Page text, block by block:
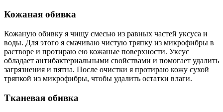
Кожаная обивка
Кожаную обивку я чищу смесью из равных частей уксуса и
воды. Для этого я смачиваю чистую тряпку из микрофибры в
растворе и протираю ею кожаные поверхности. Уксус
обладает антибактериальными свойствами и помогает удалить
загрязнения и пятна. После очистки я протираю кожу сухой
тряпкой из микрофибры, чтобы удалить остатки влаги.
Тканевая обивка